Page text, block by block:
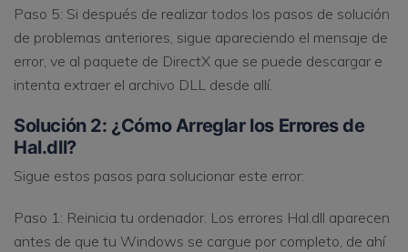
Paso 5: Si después de realizar todos los pasos de solución
de problemas anteriores, sigue apareciendo el mensaje de
error, ve al paquete de DirectX que se puede descargar e
intenta extraer el archivo DLL desde allí.
Solución 2: ¿Cómo Arreglar los Errores de
Hal.dll?
Sigue estos pasos para solucionar este error:
Paso 1: Reinicia tu ordenador. Los errores Hal.dll aparecen
antes de que tu Windows se cargue por completo, de ahí